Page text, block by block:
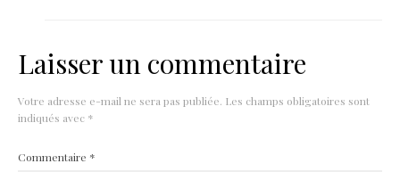
Laisser un commentaire
Votre adresse e-mail ne sera pas publiée. Les champs obligatoires sont
indiqués avec *
Commentaire *